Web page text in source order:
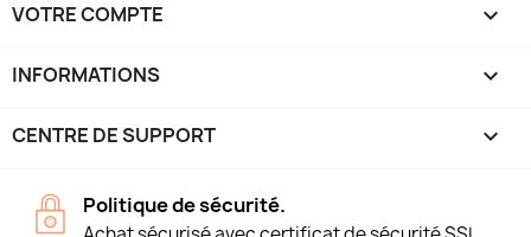
VOTRE COMPTE 
INFORMATIONS keyboard_arrow_down
CENTRE DE SUPPORT 
Politique de sécurité.